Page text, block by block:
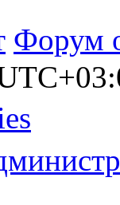
Форум